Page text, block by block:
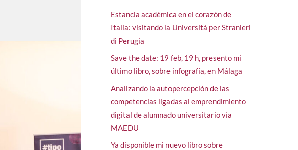
Estancia académica en el corazón de
Italia: visitando la Università per Stranieri
di Perugia
Save the date: 19 feb, 19 h, presento mi
último libro, sobre infografía, en Málaga
Analizando la autopercepción de las
competencias ligadas al emprendimiento
digital de alumnado universitario vía
MAEDU
Ya disponible mi nuevo libro sobre